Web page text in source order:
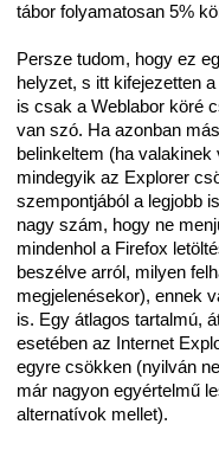
tábor folyamatosan 5%
Persze tudom, hogy ez
helyzet, s itt kifejezetten
is csak a Weblabor köré
van szó. Ha azonban
belinkeltem (ha
mindegyik az Explorer
szempontjából a legjobb
nagy szám, hogy ne
mindenhol a Firefox
beszélve arról, milyen
megjelenésekor), ennek
is. Egy átlagos tartalmú,
esetében az Internet
egyre csökken (nyilván
már nagyon egyértelmű
alternatívok mellet).